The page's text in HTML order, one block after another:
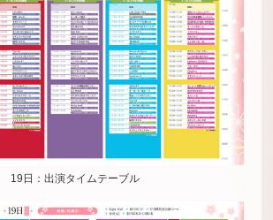
19日：出演タイムテーブル